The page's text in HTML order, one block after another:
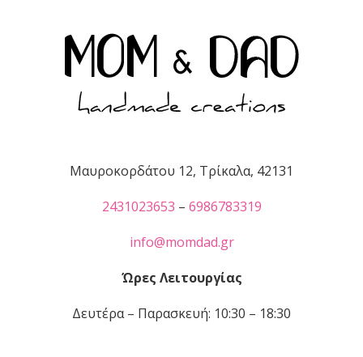
Μαυροκορδάτου 12, Τρίκαλα, 42131
2431023653 – 6986783319
info@momdad.gr
Ώρες Λειτουργίας
Δευτέρα – Παρασκευή: 10:30 – 18:30